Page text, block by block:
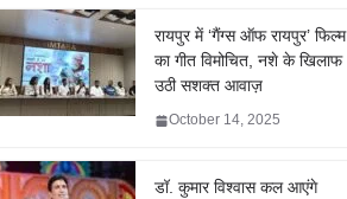
रायपुर में ‘गैंग्स ऑफ रायपुर’ फिल्म
का गीत विमोचित, नशे के खिलाफ
उठी सशक्त आवाज़
October 14, 2025
डॉ. कुमार विश्वास कल आएंगे